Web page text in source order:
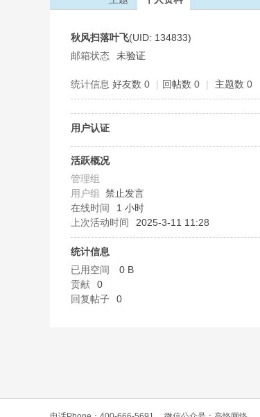
L
秋风扫落叶飞(UID: 134833)
邮箱状态
未验证
统计信息 好友数 0 | 回帖数 0 | 主题数 0
用户认证
活跃概况
管理组
用户组 禁止发言
在线时间
1 小时
上次活动时间
2025-3-11 11:28
统计信息
已用空间
0 B
贡献
0
回复帖子
0